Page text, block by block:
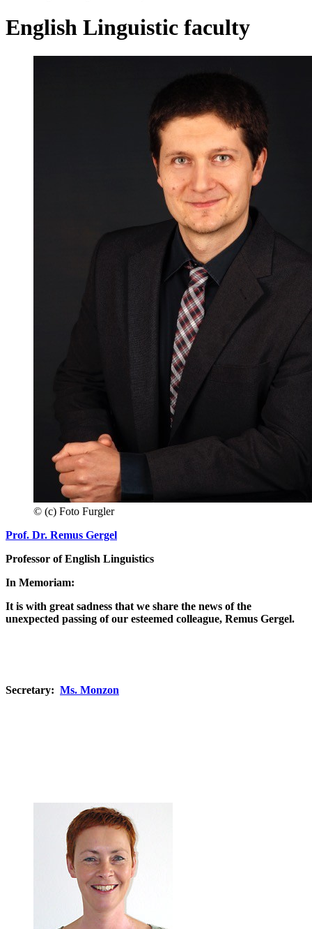
English Linguistic faculty
© (c) Foto Furgler
Prof. Dr. Remus Gergel
Professor of English Linguistics
In Memoriam:
It is with great sadness that we share the news of the
unexpected passing of our esteemed colleague, Remus Gergel.
Secretary: Ms. Monzon